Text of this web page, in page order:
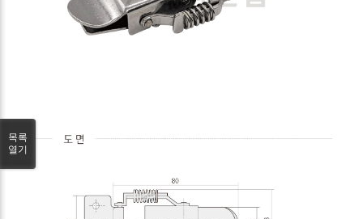
목록
열기